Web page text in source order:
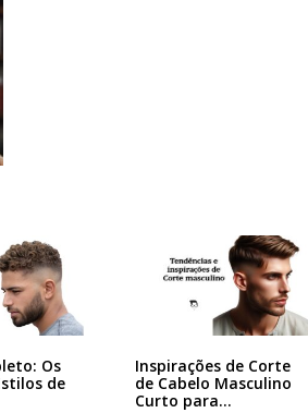
Os
de
Inspirações de Corte
de Cabelo Masculino
Curto para…